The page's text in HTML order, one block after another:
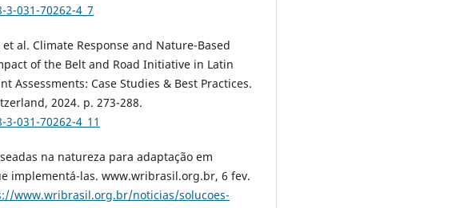
031-70262-4_7
et al. Climate Response and Nature-Based
of the Belt and Road Initiative in Latin
Assessments: Case Studies & Best Practices.
2024. p. 273-288.
031-70262-4_11
na natureza para adaptação em
implementá-las. www.wribrasil.org.br, 6 fev.
www.wribrasil.org.br/noticias/solucoes-